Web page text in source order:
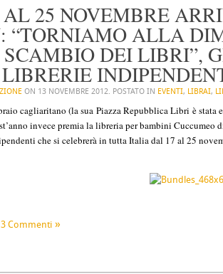
25 NOVEMBRE
“TORNIAMO ALLA
DEI LIBRI”,
ON 13 NOVEMBRE 2012. POSTATO IN EVENTI, LIBRAI,
cagliaritano (la sua Piazza Repubblica Libri è stata
invece premia la libreria per bambini Cuccumeo
che si celebrerà in tutta Italia dal 17 al 25
3 Commenti